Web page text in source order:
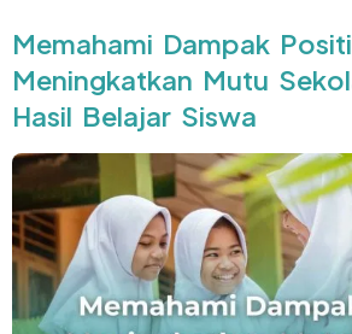
Memahami Dampak
Meningkatkan Mutu
Hasil Belajar Siswa